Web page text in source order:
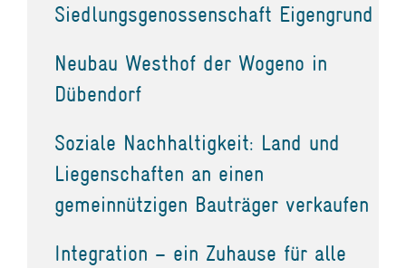
Siedlungsgenossenschaft Eigengrund
Neubau Westhof der Wogeno in
Dübendorf
Soziale Nachhaltigkeit: Land und
Liegenschaften an einen
gemeinnützigen Bauträger verkaufen
Integration – ein Zuhause für alle